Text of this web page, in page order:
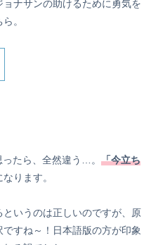
ナサンの助けるために勇気を
。
たら、全然違う…。 「今立ち
なります。
いうのは正しいのですが、原
すね～！日本語版の方が印象